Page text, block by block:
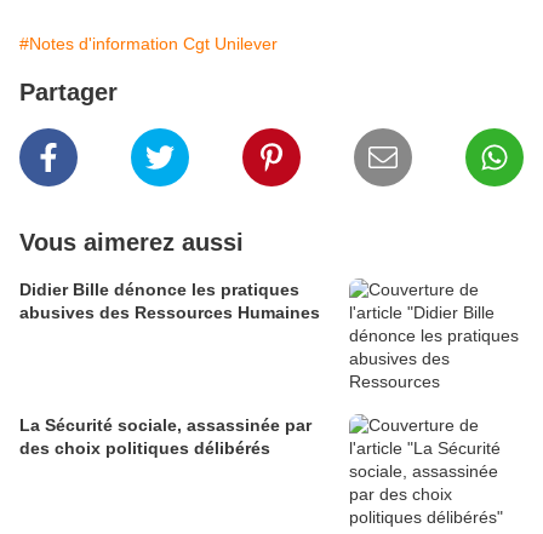
#Notes d'information Cgt Unilever
Partager
Vous aimerez aussi
Didier Bille dénonce les pratiques
abusives des Ressources Humaines
La Sécurité sociale, assassinée par
des choix politiques délibérés